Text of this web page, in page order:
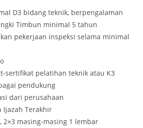
D3 bidang teknik, berpengalaman
Timbun minimal 5 tahun
pekerjaan inspeksi selama minimal
sertifikat pelatihan teknik atau K3
pendukung
dari perusahaan
Ijazah Terakhir
2×3 masing-masing 1 lembar